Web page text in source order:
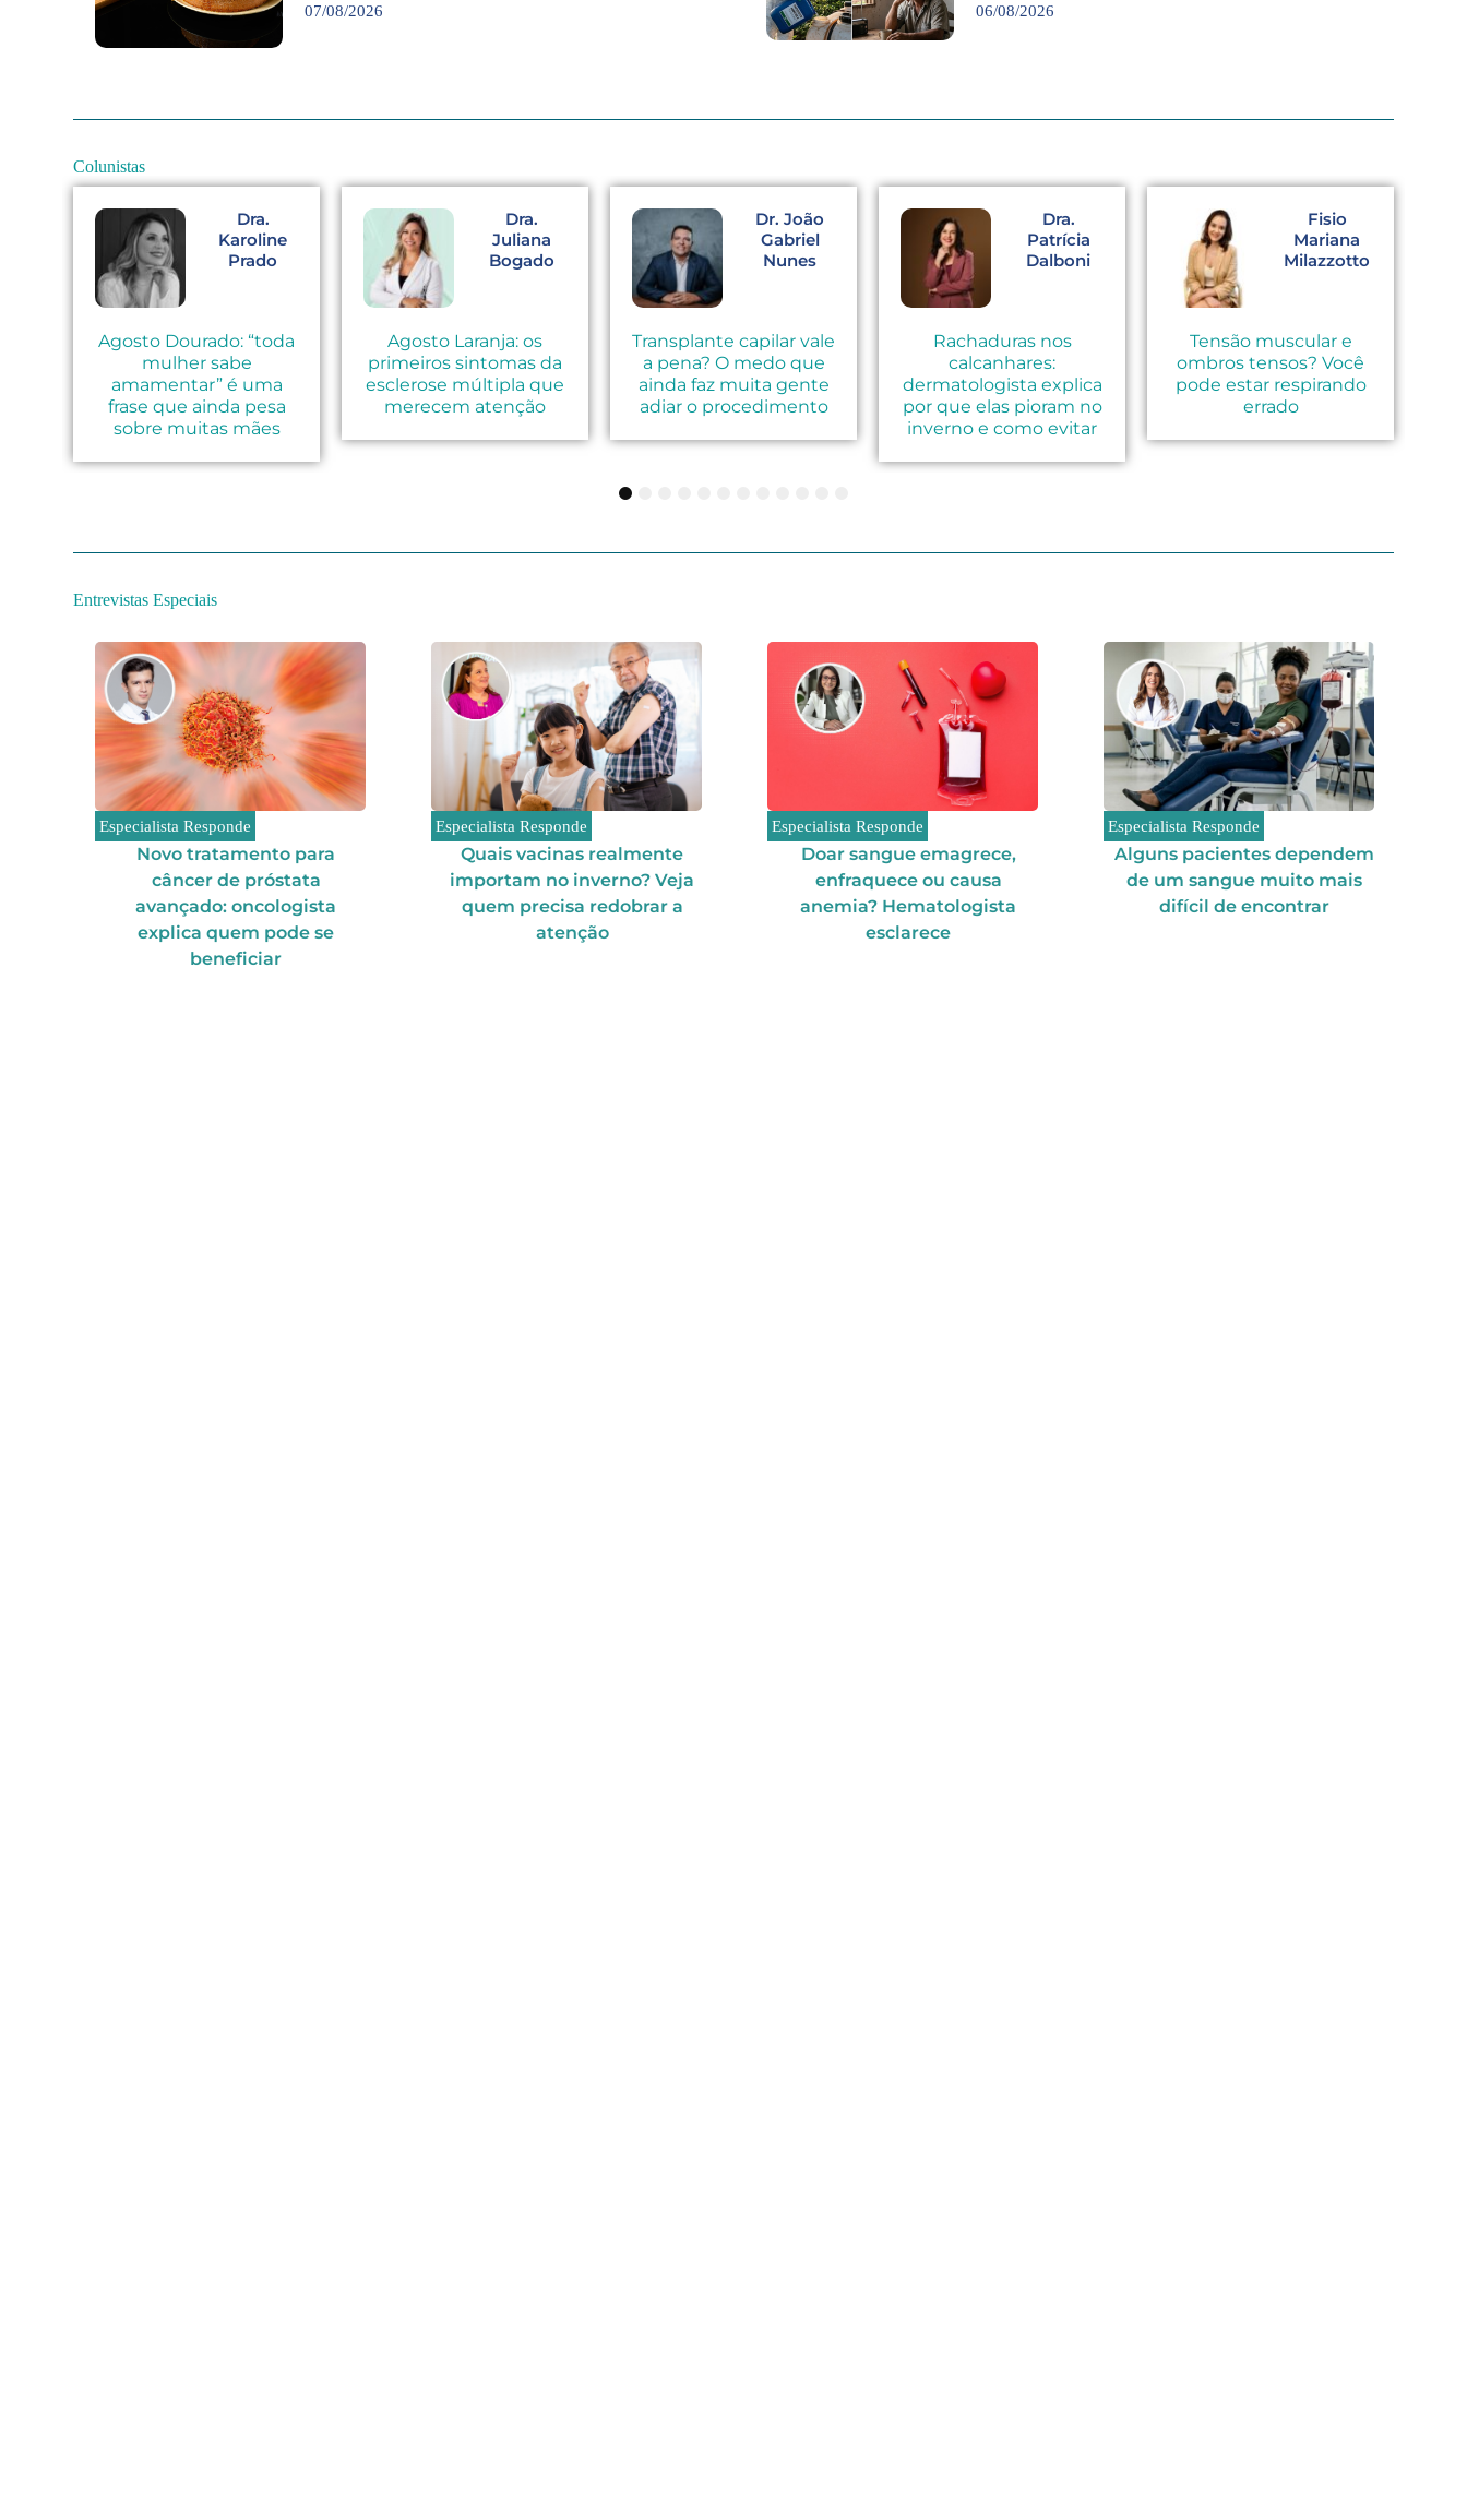
07/08/2026 06/08/2026
Colunistas
Dra.
Karoline
Prado
Agosto Dourado: “toda
mulher sabe
amamentar” é uma
frase que ainda pesa
sobre muitas mães
Dra.
Juliana
Bogado
Agosto Laranja: os
primeiros sintomas da
esclerose múltipla que
merecem atenção
Dr. João
Gabriel
Nunes
Transplante capilar vale
a pena? O medo que
ainda faz muita gente
adiar o procedimento
Dra.
Patrícia
Dalboni
Rachaduras nos
calcanhares:
dermatologista explica
por que elas pioram no
inverno e como evitar
Fisio
Mariana
Milazzotto
Tensão muscular e
ombros tensos? Você
pode estar respirando
errado
4
Entrevistas Especiais
Especialista Responde
Novo tratamento para
câncer de próstata
avançado: oncologista
explica quem pode se
beneficiar
Especialista Responde
Quais vacinas realmente
importam no inverno? Veja
quem precisa redobrar a
atenção
Especialista Responde
Doar sangue emagrece,
enfraquece ou causa
anemia? Hematologista
esclarece
Especialista Responde
Alguns pacientes dependem
de um sangue muito mais
difícil de encontrar